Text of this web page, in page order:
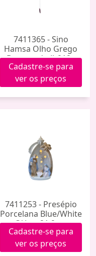
7411365 - Sino
Hamsa Olho Grego
Bronzeado Jh912a
(60)
Cadastre-se para
ver os preços
7411253 - Presépio
Porcelana Blue/White
C/ Luz 21.2cm
Jy231005 (18)
Cadastre-se para
ver os preços